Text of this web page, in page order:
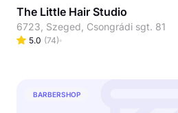
The Little Hair Studio
6723, Szeged, Csongrádi sgt. 81
5.0 (74)
BARBERSHOP